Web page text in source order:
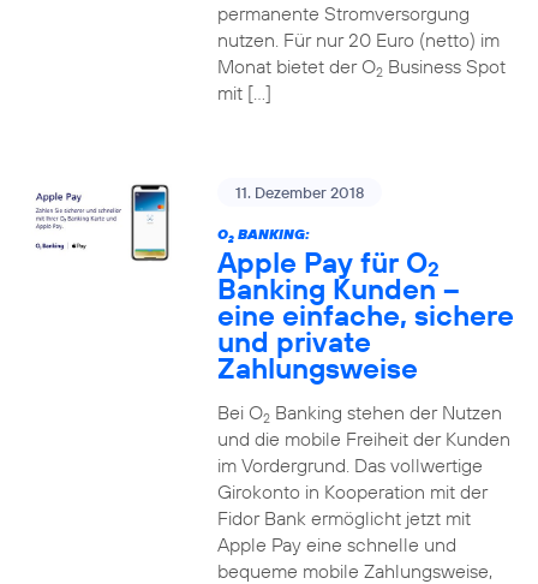
permanente Stromversorgung
nutzen. Für nur 20 Euro (netto) im
Monat bietet der O2Business Spot
mit […]
11. Dezember 2018
O2BANKING:
Apple Pay für O2
Banking Kunden –
eine einfache, sichere
und private
Zahlungsweise
Bei O2Banking stehen der Nutzen
und die mobile Freiheit der Kunden
im Vordergrund. Das vollwertige
Girokonto in Kooperation mit der
Fidor Bank ermöglicht jetzt mit
Apple Pay eine schnelle und
bequeme mobile Zahlungsweise,